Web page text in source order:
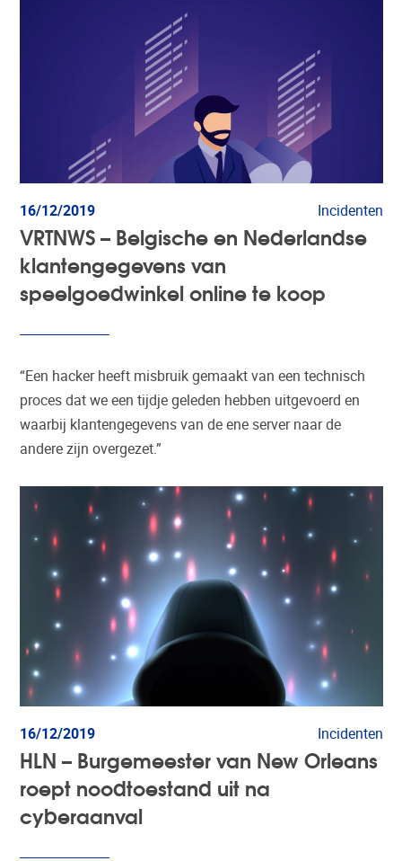
16/12/2019 Incidenten
VRTNWS – Belgische en Nederlandse
klantengegevens van
speelgoedwinkel online te koop
“Een hacker heeft misbruik gemaakt van een technisch
proces dat we een tijdje geleden hebben uitgevoerd en
waarbij klantengegevens van de ene server naar de
andere zijn overgezet.”
16/12/2019 Incidenten
HLN – Burgemeester van New Orleans
roept noodtoestand uit na
cyberaanval